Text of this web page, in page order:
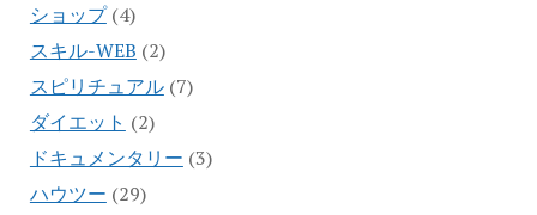
ショップ(4)
スキル-WEB (2)
スピリチュアル(7)
ダイエット (2)
ドキュメンタリー (3)
ハウツー (29)